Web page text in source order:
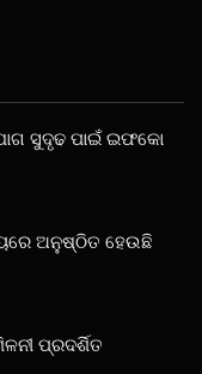
ସୁଦୃଢ ପାଇଁ ଇଫକୋ
ଅନୁଷ୍ଠିତ ହେଉଛି
ପ୍ରଦର୍ଶିତ